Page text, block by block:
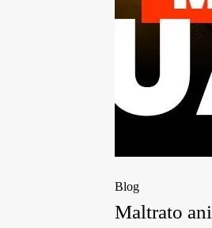
Blog
Maltrato